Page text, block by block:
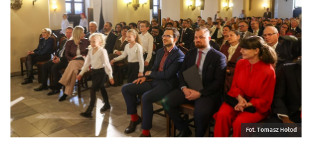
Fot. Tomasz Hołod